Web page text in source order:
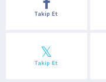
Takip Et
Takip Et